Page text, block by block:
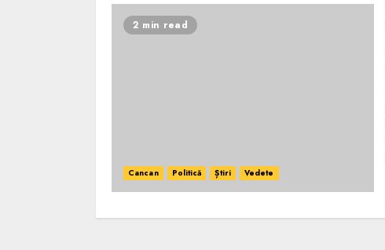
2 min read
Cancan Politică Știri Vedete